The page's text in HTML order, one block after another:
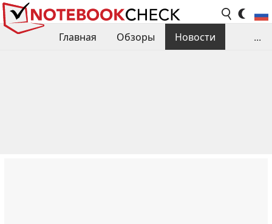
Главная Обзоры
Новости
...